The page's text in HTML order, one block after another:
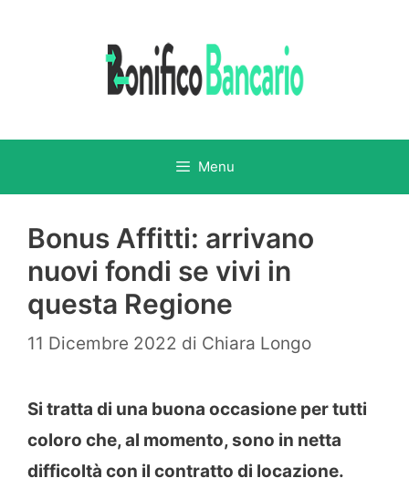
Menu
Bonus Affitti: arrivano
nuovi fondi se vivi in
questa Regione
11 Dicembre 2022 di Chiara Longo
Si tratta di una buona occasione per tutti
coloro che, al momento, sono in netta
difficoltà con il contratto di locazione.